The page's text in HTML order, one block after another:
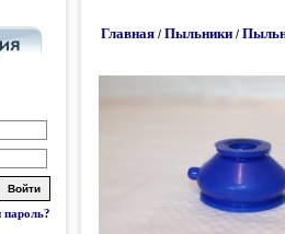
Главная / Пыльники /